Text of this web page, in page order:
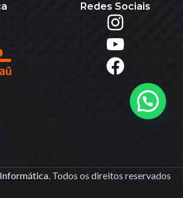
Redes Sociais
. Todos os direitos reservados